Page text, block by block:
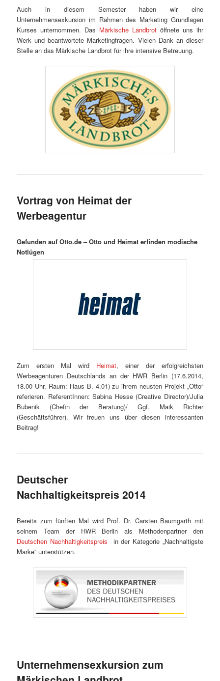
Auch in diesem Semester haben wir eine
Unternehmensexkursion im Rahmen des Marketing Grundlagen
Kurses unternommen. Das Märkische Landbrot öffnete uns ihr
Werk und beantwortete Marketingfragen. Vielen Dank an dieser
Stelle an das Märkische Landbrot für ihre intensive Betreuung.
Vortrag von Heimat der
Werbeagentur
Gefunden auf Otto.de –Otto und Heimat erfinden modische
Notlügen
Zum ersten Mal wird Heimat, einer der erfolgreichsten
Werbeagenturen Deutschlands an der HWR Berlin (17.6.2014,
18.00 Uhr, Raum: Haus B. 4.01) zu ihrem neusten Projekt „Otto“
referieren. ReferentInnen: Sabina Hesse (Creative Director)/Julia
Bubenik (Chefin der Beratung)/ Ggf. Maik Richter
(Geschäftsführer). Wir freuen uns über diesen interessanten
Beitrag!
Deutscher
Nachhaltigkeitspreis 2014
Bereits zum fünften Mal wird Prof. Dr. Carsten Baumgarth mit
seinem Team der HWR Berlin als Methodenpartner den
Deutschen Nachhaltigkeitspreis in der Kategorie „Nachhaltigste
Marke“ unterstützen.
Unternehmensexkursion zum